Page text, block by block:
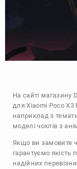
На сайті магазину
для Xiaomi Poco X3
наприклад з
моделі чохлів з
Якщо ви замовите
гарантуємо якість
надійних